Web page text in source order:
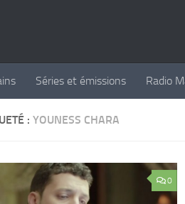
Séries et émissions Radio
: YOUNESS CHARA
0